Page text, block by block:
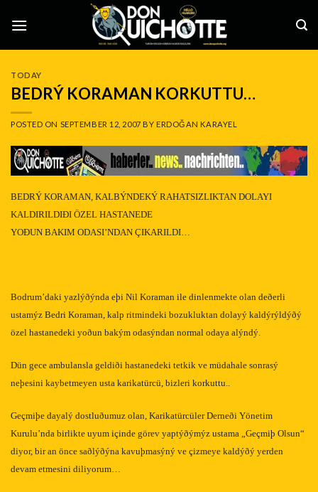
TODAY
BEDRÝ KORAMAN KORKUTTU…
POSTED ON SEPTEMBER 12, 2007 BY ERDOĞAN KARAYEL
BEDRÝ KORAMAN, KALBÝNDEKÝ RAHATSIZLIKTAN DOLAYI
KALDIRILDIÐI ÖZEL HASTANEDE
YOÐUN BAKIM ODASI’NDAN ÇIKARILDI…
Bodrum’daki yazlýðýnda eþi Nil Koraman ile dinlenmekte olan deðerli
ustamýz Bedri Koraman, kalp ritmindeki bozukluktan dolayý kaldýrýldýðý
özel hastanedeki yoðun bakým odasýndan normal odaya alýndý.
Dün gece ambulansla geldiði hastanedeki tetkik ve müdahale sonrasý
neþesini kaybetmeyen usta karikatürcü, bizleri korkuttu..
Geçmiþe dayalý dostluðumuz olan, Karikatürcüler Derneði Yönetim
Kurulu’nda birlikte uyum içinde görev yaptýðýmýz ustama „Geçmiþ Olsun“
diyor, bir an önce saðlýðýna kavuþmasýný ve çizmeye kaldýðý yerden
devam etmesini diliyorum…